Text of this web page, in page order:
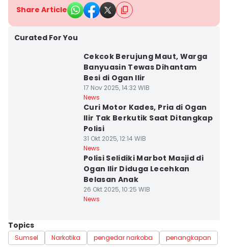
Share Article
Curated For You
Cekcok Berujung Maut, Warga
Banyuasin Tewas Dihantam
Besi di Ogan Ilir
17 Nov 2025, 14:32 WIB
News
Curi Motor Kades, Pria di Ogan
Ilir Tak Berkutik Saat Ditangkap
Polisi
31 Okt 2025, 12:14 WIB
News
Polisi Selidiki Marbot Masjid di
Ogan Ilir Diduga Lecehkan
Belasan Anak
26 Okt 2025, 10:25 WIB
News
Topics
Sumsel Narkotika pengedar narkoba penangkapan